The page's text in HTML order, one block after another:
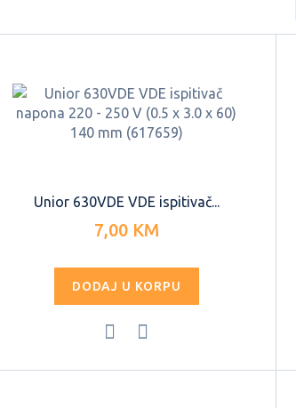
Unior 630VDE VDE ispitivač...
7,00 KM
DODAJ U KORPU